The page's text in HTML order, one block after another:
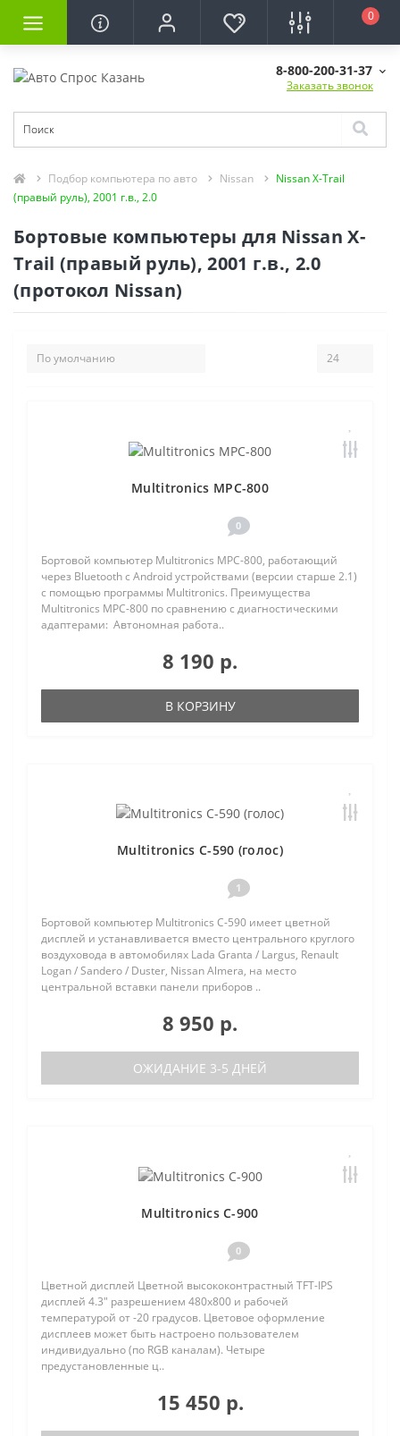
0
8-800-200-31-37
Заказать звонок
Подбор компьютера по авто Nissan
Nissan X-Trail
(правый руль), 2001 г.в., 2.0
Бортовые компьютеры для Nissan X-
Trail (правый руль), 2001 г.в., 2.0
(протокол Nissan)
Multitronics MPC-800
0
Бортовой компьютер Multitronics MPC-800, работающий
через Bluetooth с Android устройствами (версии старше 2.1)
с помощью программы Multitronics. Преимущества
Multitronics MPC-800 по сравнению с диагностическими
адаптерами: Автономная работа..
8 190 р.
В КОРЗИНУ
Multitronics C-590 (голос)
1
Бортовой компьютер Multitronics C-590 имеет цветной
дисплей и устанавливается вместо центрального круглого
воздуховода в автомобилях Lada Granta / Largus, Renault
Logan / Sandero / Duster, Nissan Almera, на место
центральной вставки панели приборов ..
8 950 р.
ОЖИДАНИЕ 3-5 ДНЕЙ
Multitronics C-900
0
Цветной дисплей Цветной высококонтрастный TFT-IPS
дисплей 4.3" разрешением 480х800 и рабочей
температурой от -20 градусов. Цветовое оформление
дисплеев может быть настроено пользователем
индивидуально (по RGB каналам). Четыре
предустановленные ц..
15 450 р.